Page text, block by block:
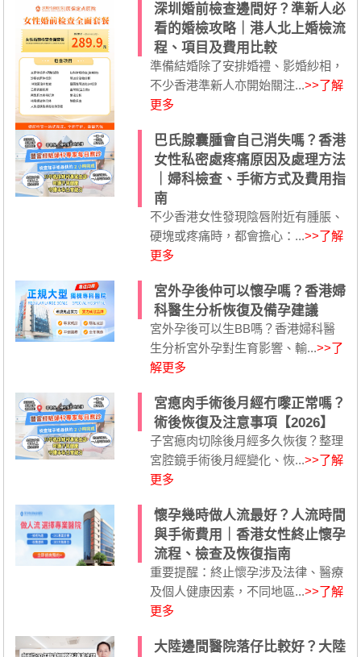
深圳婚前檢查邊間好？準新人必
看的婚檢攻略｜港人北上婚檢流
程、項目及費用比較
準備結婚除了安排婚禮、影婚紗相，
不少香港準新人亦開始關注...>>了解
更多
巴氏腺囊腫會自己消失嗎？香港
女性私密處疼痛原因及處理方法
｜婦科檢查、手術方式及費用指
南
不少香港女性發現陰唇附近有腫脹、
硬塊或疼痛時，都會擔心：...>>了解
更多
宮外孕後仲可以懷孕嗎？香港婦
科醫生分析恢復及備孕建議
宮外孕後可以生BB嗎？香港婦科醫
生分析宮外孕對生育影響、輸...>>了
解更多
宮瘜肉手術後月經冇嚟正常嗎？
術後恢復及注意事項【2026】
子宮瘜肉切除後月經多久恢復？整理
宮腔鏡手術後月經變化、恢...>>了解
更多
懷孕幾時做人流最好？人流時間
與手術費用｜香港女性終止懷孕
流程、檢查及恢復指南
重要提醒：終止懷孕涉及法律、醫療
及個人健康因素，不同地區...>>了解
更多
大陸邊間醫院落仔比較好？大陸